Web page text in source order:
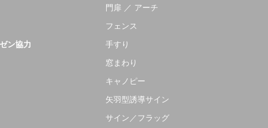
ン協力
門扉 ／ アーチ
フェンス
手すり
窓まわり
キャノピー
矢羽型誘導サイン
サイン／フラッグ